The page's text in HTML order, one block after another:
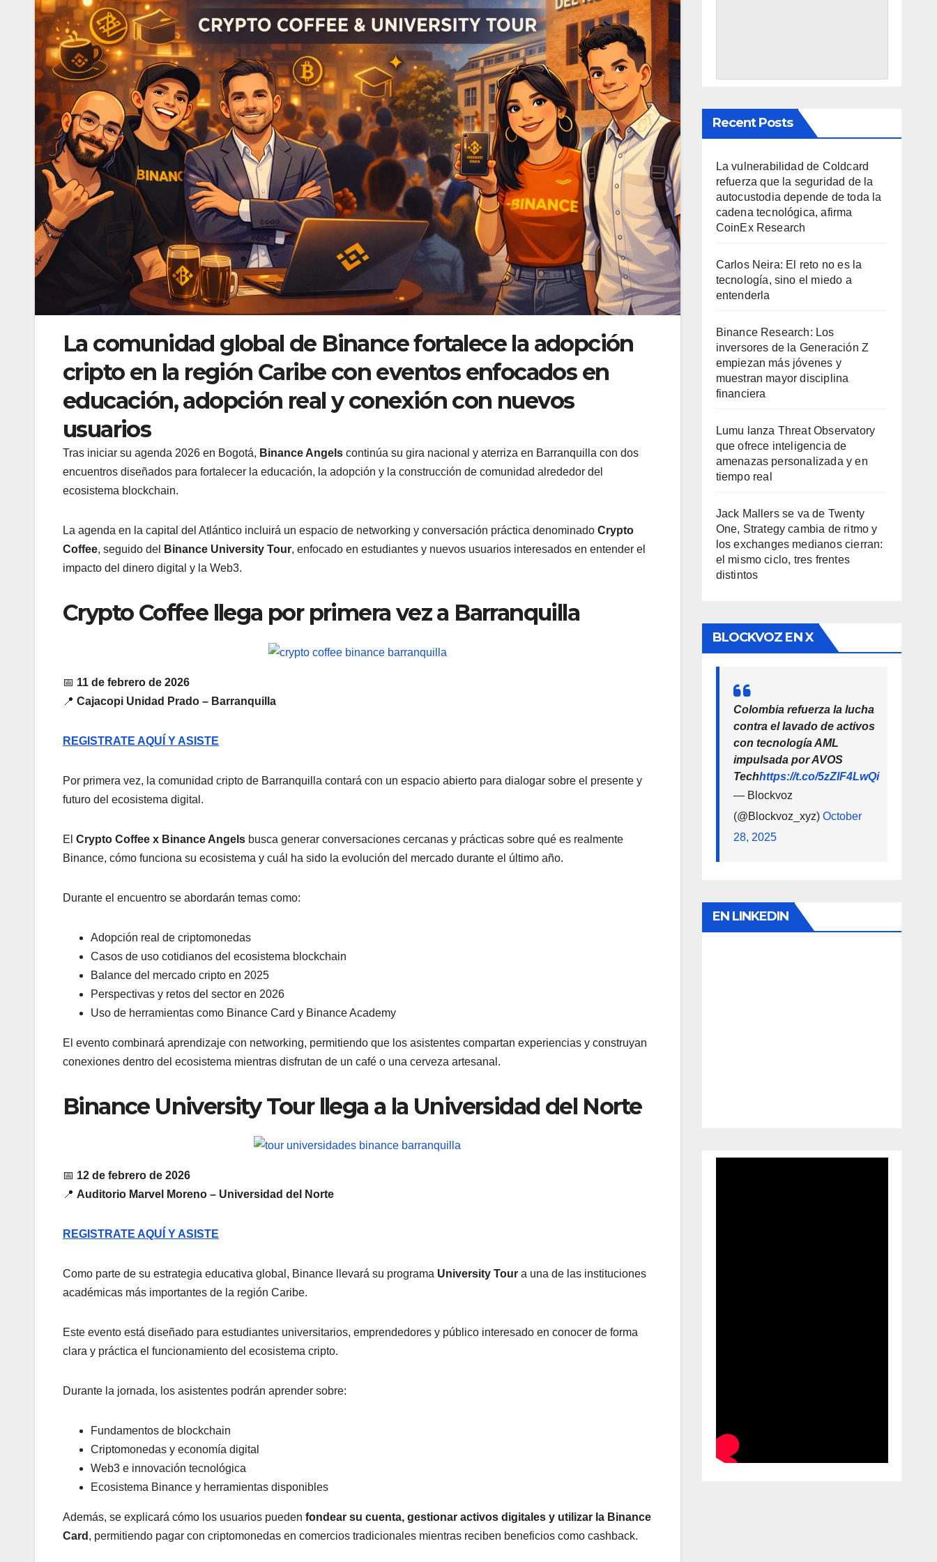
La comunidad global de Binance fortalece la adopción
cripto en la región Caribe con eventos enfocados en
educación, adopción real y conexión con nuevos
usuarios
Tras iniciar su agenda 2026 en Bogotá, Binance Angels continúa su gira nacional y aterriza en Barranquilla con dos
encuentros diseñados para fortalecer la educación, la adopción y la construcción de comunidad alrededor del
ecosistema blockchain.
La agenda en la capital del Atlántico incluirá un espacio de networking y conversación práctica denominado Crypto
Coffee, seguido del Binance University Tour, enfocado en estudiantes y nuevos usuarios interesados en entender el
impacto del dinero digital y la Web3.
Crypto Coffee llega por primera vez a Barranquilla
📅 11 de febrero de 2026
📍 Cajacopi Unidad Prado – Barranquilla
REGISTRATE AQUÍ Y ASISTE
Por primera vez, la comunidad cripto de Barranquilla contará con un espacio abierto para dialogar sobre el presente y
futuro del ecosistema digital.
El Crypto Coffee x Binance Angels busca generar conversaciones cercanas y prácticas sobre qué es realmente
Binance, cómo funciona su ecosistema y cuál ha sido la evolución del mercado durante el último año.
Durante el encuentro se abordarán temas como:
Adopción real de criptomonedas
Casos de uso cotidianos del ecosistema blockchain
Balance del mercado cripto en 2025
Perspectivas y retos del sector en 2026
Uso de herramientas como Binance Card y Binance Academy
El evento combinará aprendizaje con networking, permitiendo que los asistentes compartan experiencias y construyan
conexiones dentro del ecosistema mientras disfrutan de un café o una cerveza artesanal.
Binance University Tour llega a la Universidad del Norte
📅 12 de febrero de 2026
📍 Auditorio Marvel Moreno – Universidad del Norte
REGISTRATE AQUÍ Y ASISTE
Como parte de su estrategia educativa global, Binance llevará su programa University Tour a una de las instituciones
académicas más importantes de la región Caribe.
Este evento está diseñado para estudiantes universitarios, emprendedores y público interesado en conocer de forma
clara y práctica el funcionamiento del ecosistema cripto.
Durante la jornada, los asistentes podrán aprender sobre:
Fundamentos de blockchain
Criptomonedas y economía digital
Web3 e innovación tecnológica
Ecosistema Binance y herramientas disponibles
Además, se explicará cómo los usuarios pueden fondear su cuenta, gestionar activos digitales y utilizar la Binance
Card , permitiendo pagar con criptomonedas en comercios tradicionales mientras reciben beneficios como cashback.
Recent Posts
La vulnerabilidad de Coldcard
refuerza que la seguridad de la
autocustodia depende de toda la
cadena tecnológica, afirma
CoinEx Research
Carlos Neira: El reto no es la
tecnología, sino el miedo a
entenderla
Binance Research: Los
inversores de la Generación Z
empiezan más jóvenes y
muestran mayor disciplina
financiera
Lumu lanza Threat Observatory
que ofrece inteligencia de
amenazas personalizada y en
tiempo real
Jack Mallers se va de Twenty
One, Strategy cambia de ritmo y
los exchanges medianos cierran:
el mismo ciclo, tres frentes
distintos
BLOCKVOZ EN X
Colombia refuerza la lucha
contra el lavado de activos
con tecnología AML
impulsada por AVOS
Techhttps://t.co/5zZlF4LwQi
— Blockvoz
(@Blockvoz_xyz) October
28, 2025
EN LINKEDIN